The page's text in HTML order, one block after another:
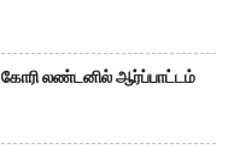
லண்டனில் ஆர்ப்பாட்டம்